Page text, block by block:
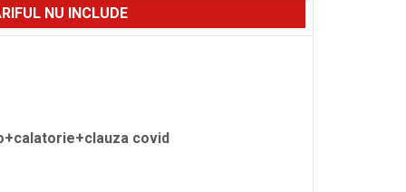
NU INCLUDE
covid